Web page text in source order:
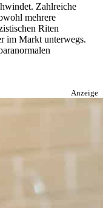
Zahlreiche
mehrere
Riten
im Markt unterwegs.
Anzeige